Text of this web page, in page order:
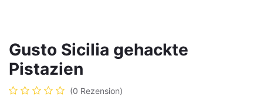
Gusto Sicilia gehackte
Pistazien
(0 Rezension)